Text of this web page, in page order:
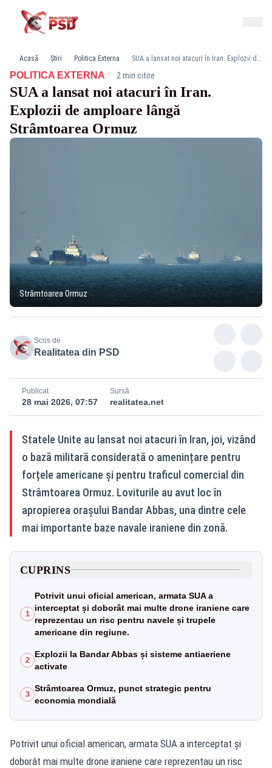
Acasă Știri Politica Externa SUA a lansat noi atacuri în Iran. Explozii de amploare lângă Strâmtoarea Ormuz
POLITICA EXTERNA· 2 min citire
SUA a lansat noi atacuri în Iran.
Explozii de amploare lângă
Strâmtoarea Ormuz
Strâmtoarea Ormuz
Scris de
Realitatea din PSD
Publicat
28 mai 2026, 07:57
Sursă
realitatea.net
Statele Unite au lansat noi atacuri în Iran, joi, vizând
o bază militară considerată o amenințare pentru
forțele americane și pentru traficul comercial din
Strâmtoarea Ormuz. Loviturile au avut loc în
apropierea orașului Bandar Abbas, una dintre cele
mai importante baze navale iraniene din zonă.
CUPRINS
1
Potrivit unui oficial american, armata SUA a
interceptat și doborât mai multe drone iraniene care
reprezentau un risc pentru navele și trupele
americane din regiune.
2
Explozii la Bandar Abbas și sisteme antiaeriene
activate
3
Strâmtoarea Ormuz, punct strategic pentru
economia mondială
Potrivit unui oficial american, armata SUA a interceptat și
doborât mai multe drone iraniene care reprezentau un risc